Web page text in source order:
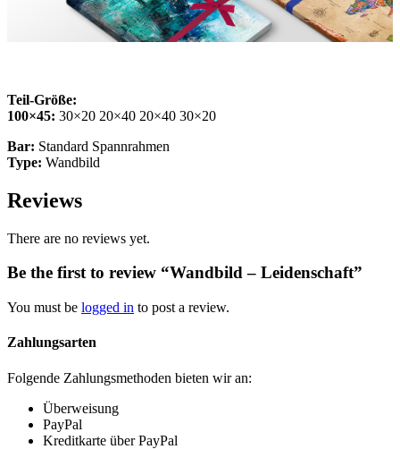
Teil-Größe:
100×45: 30×20 20×40 20×40 30×20
Bar: Standard Spannrahmen
Type: Wandbild
Reviews
There are no reviews yet.
Be the first to review “Wandbild – Leidenschaft”
You must be logged in to post a review.
Zahlungsarten
Folgende Zahlungsmethoden bieten wir an:
Überweisung
PayPal
Kreditkarte über PayPal